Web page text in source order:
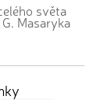
světa
Masaryka